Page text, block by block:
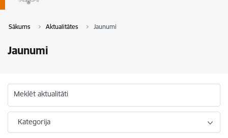
Sākums Aktualitātes Jaunumi
Jaunumi
Meklēt aktualitāti
Kategorija